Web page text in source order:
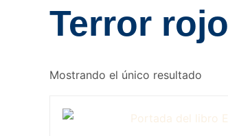
Terror rojo
Mostrando el único resultado